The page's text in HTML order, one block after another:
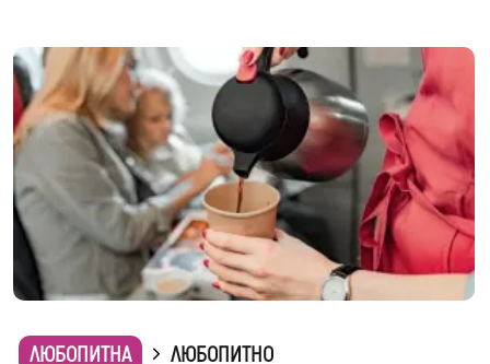
ЛЮБОПИТНА
ЛЮБОПИТНО